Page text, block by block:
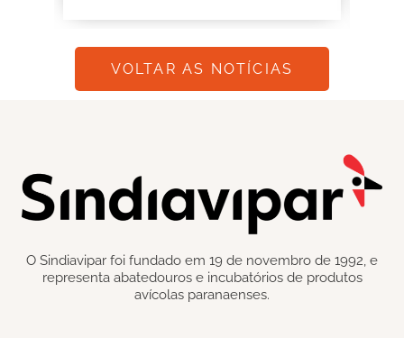
VOLTAR AS NOTÍCIAS
O Sindiavipar foi fundado em 19 de novembro de 1992, e
representa abatedouros e incubatórios de produtos
avícolas paranaenses.